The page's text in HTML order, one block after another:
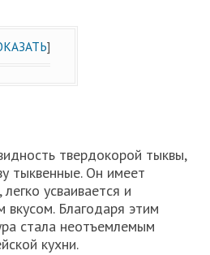
]
твердокорой тыквы,
тыквенные. Он имеет
усваивается и
Благодаря этим
стала неотъемлемым
кухни.